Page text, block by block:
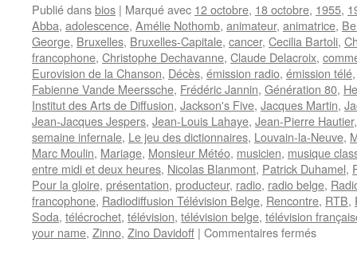
Publié dansbios | Marqué avec 12 octobre, 18 octobre, 1955,
Abba, adolescence, Amélie Nothomb, animateur, animatrice,
George, Bruxelles, Bruxelles-Capitale, cancer, Cecilia Bartoli,
francophone, Christophe Dechavanne, Claude Delacroix,
Eurovision de la Chanson, Décès, émission radio, émission télé
Fabienne Vande Meerssche, Frédéric Jannin, Génération 80,
Institut des Arts de Diffusion, Jackson's Five, Jacques Martin,
Jean-Jacques Jespers, Jean-Louis Lahaye, Jean-Pierre Hautier
semaine infernale, Le jeu des dictionnaires, Louvain-la-Neuve,
Marc Moulin, Mariage, Monsieur Météo, musicien, musique
entre midi et deux heures, Nicolas Blanmont, Patrick Duhamel,
Pour la gloire, présentation, producteur, radio, radio belge,
francophone, Radiodiffusion Télévision Belge, Rencontre, RTB,
Soda, télécrochet, télévision, télévision belge, télévision
your name, Zinno, Zino Davidoff | Commentaires ferméssur